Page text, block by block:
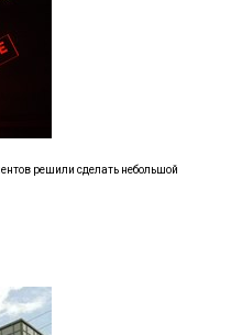
решили сделать небольшой